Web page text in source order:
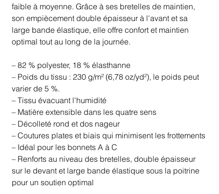
faible à moyenne. Grâce à ses bretelles de maintien,
son empiècement double épaisseur à l'avant et sa
large bande élastique, elle offre confort et maintien
optimal tout au long de la journée.
– 82 % polyester, 18 % élasthanne
– Poids du tissu : 230 g/m² (6,78 oz/yd²), le poids peut
varier de 5 %.
– Tissu évacuant l'humidité
– Matière extensible dans les quatre sens
– Décolleté rond et dos nageur
– Coutures plates et biais qui minimisent les frottements
– Idéal pour les bonnets A à C
– Renforts au niveau des bretelles, double épaisseur
sur le devant et large bande élastique sous la poitrine
pour un soutien optimal